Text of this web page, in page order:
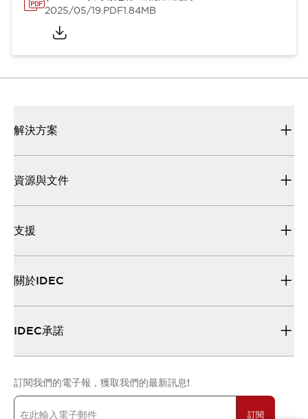
2025/05/19.PDF1.84MB
解決方案
資源與文件
支援
關於IDEC
IDEC承諾
訂閱我們的電子報，獲取我們的最新訊息!
訂閱